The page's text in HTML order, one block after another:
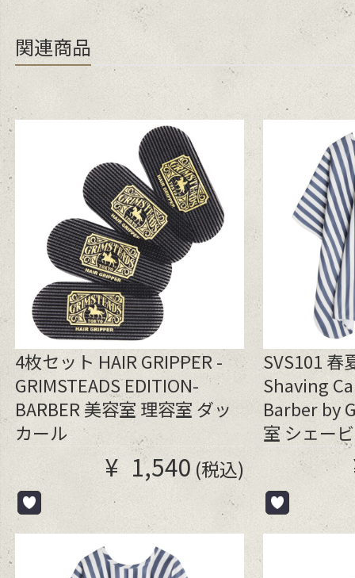
関連商品
4枚セット HAIR GRIPPER -
GRIMSTEADS EDITION-
BARBER 美容室 理容室 ダッ
カール
¥ 1,540 (税込)
SVS101 春
Shaving
Barber by
室 シェー
剃り